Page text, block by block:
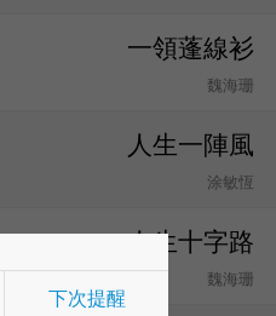
一領蓬線衫
魏海珊
人生一陣風
涂敏恆
人生十字路
魏海珊
下次提醒